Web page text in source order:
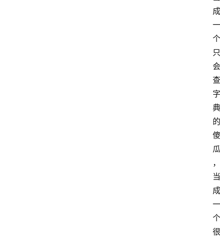
成
一
个
只
会
查
字
典
的
傻
瓜
，
当
成
一
个
很